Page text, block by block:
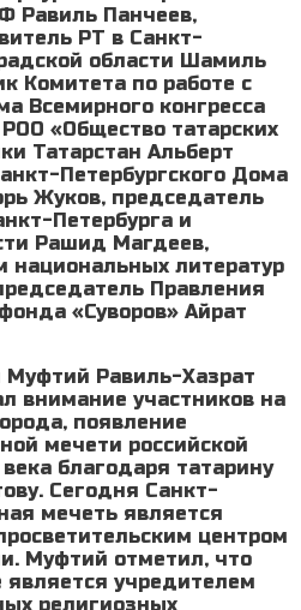
Равиль Панчеев,
РТ в Санкт-
области Шамиль
Комитета по работе с
Всемирного конгресса
«Общество татарских
Татарстан Альберт
Петербургского Дома
Жуков, председатель
Петербурга и
Рашид Магдеев,
литератур
Правления
«Суворов» Айрат
Муфтий Равиль-Хазрат
внимание участников на
появление
мечети российской
благодаря татарину
Сегодня Санкт-
мечеть является
центром
Муфтий отметил, что
является учредителем
религиозных